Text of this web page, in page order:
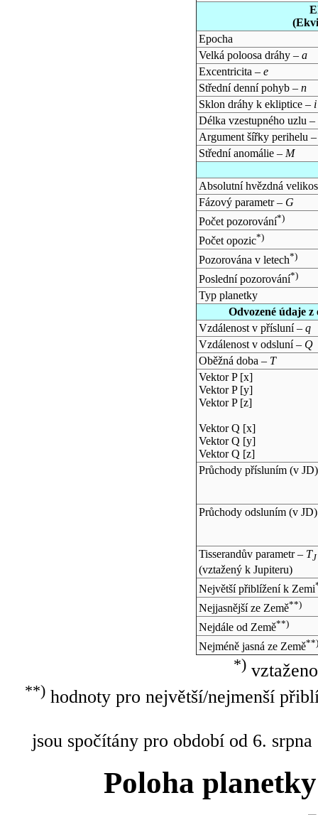
Epocha
Velká poloosa dráhy – a
Excentricita – e
Střední denní pohyb – n
Sklon dráhy k ekliptice – i
Délka vzestupného uzlu –
Argument šířky perihelu
Střední anomálie – M
Absolutní hvězdná
Fázový parametr – G
Počet pozorování*)
Počet opozic*)
Pozorována v letech*)
Poslední pozorování*)
Typ planetky
Odvozené údaje
Vzdálenost v přísluní – q
Vzdálenost v odsluní – Q
Oběžná doba – T
Vektor P [x]
Vektor P [y]
Vektor P [z]
Vektor Q [x]
Vektor Q [y]
Vektor Q [z]
Průchody přísluním (v JD)
Průchody odsluním (v JD)
Tisserandův parametr – TJ
(vztažený k Jupiteru)
Největší přiblížení k Zemi
Nejjasnější ze Země**)
Nejdále od Země**)
Nejméně jasná ze Země**)
*)
**)hodnoty pro největší/nejmenší
jsou spočítány pro období od 6.
Poloha